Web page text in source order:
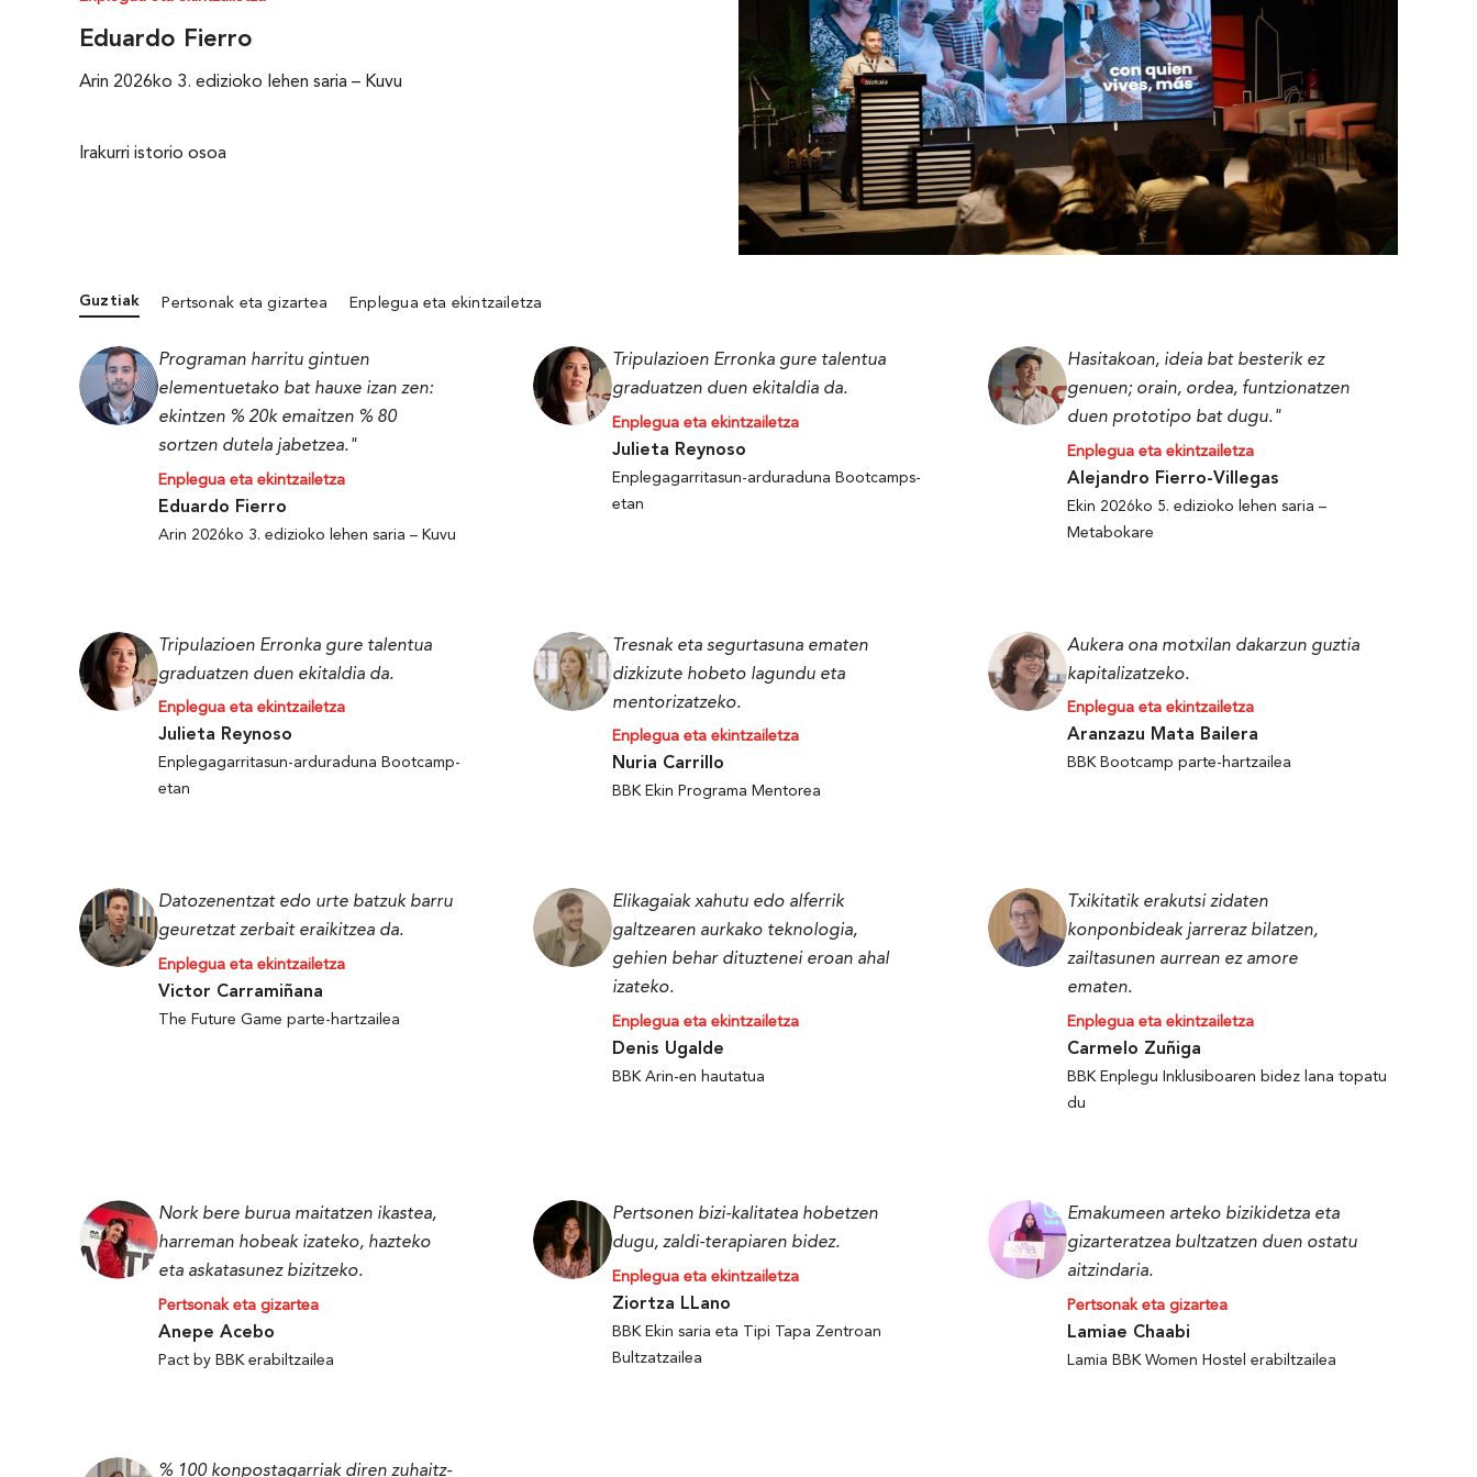
Eduardo Fierro
Arin 2026ko 3. edizioko lehen saria – Kuvu
Irakurri istorio osoa
Guztiak Pertsonak eta gizartea Enplegua eta ekintzailetza
Programan harritu gintuen
elementuetako bat hauxe izan zen:
ekintzen % 20k emaitzen % 80
sortzen dutela jabetzea."
Enplegua eta ekintzailetza
Eduardo Fierro
Arin 2026ko 3. edizioko lehen saria – Kuvu
Tripulazioen Erronka gure talentua
graduatzen duen ekitaldia da.
Enplegua eta ekintzailetza
Julieta Reynoso
Enplegagarritasun-arduraduna Bootcamps-
etan
Hasitakoan, ideia bat besterik ez
genuen; orain, ordea, funtzionatzen
duen prototipo bat dugu."
Enplegua eta ekintzailetza
Alejandro Fierro-Villegas
Ekin 2026ko 5. edizioko lehen saria –
Metabokare
Tripulazioen Erronka gure talentua
graduatzen duen ekitaldia da.
Enplegua eta ekintzailetza
Julieta Reynoso
Enplegagarritasun-arduraduna Bootcamp-
etan
Tresnak eta segurtasuna ematen
dizkizute hobeto lagundu eta
mentorizatzeko.
Enplegua eta ekintzailetza
Nuria Carrillo
BBK Ekin Programa Mentorea
Aukera ona motxilan dakarzun guztia
kapitalizatzeko.
Enplegua eta ekintzailetza
Aranzazu Mata Bailera
BBK Bootcamp parte-hartzailea
Datozenentzat edo urte batzuk barru
geuretzat zerbait eraikitzea da.
Enplegua eta ekintzailetza
Victor Carramiñana
The Future Game parte-hartzailea
Elikagaiak xahutu edo alferrik
galtzearen aurkako teknologia,
gehien behar dituztenei eroan ahal
izateko.
Enplegua eta ekintzailetza
Denis Ugalde
BBK Arin-en hautatua
Txikitatik erakutsi zidaten
konponbideak jarreraz bilatzen,
zailtasunen aurrean ez amore
ematen.
Enplegua eta ekintzailetza
Carmelo Zuñiga
BBK Enplegu Inklusiboaren bidez lana topatu
du
Nork bere burua maitatzen ikastea,
harreman hobeak izateko, hazteko
eta askatasunez bizitzeko.
Pertsonak eta gizartea
Anepe Acebo
Pact by BBK erabiltzailea
Pertsonen bizi-kalitatea hobetzen
dugu, zaldi-terapiaren bidez.
Enplegua eta ekintzailetza
Ziortza LLano
BBK Ekin saria eta Tipi Tapa Zentroan
Bultzatzailea
Emakumeen arteko bizikidetza eta
gizarteratzea bultzatzen duen ostatu
aitzindaria.
Pertsonak eta gizartea
Lamiae Chaabi
Lamia BBK Women Hostel erabiltzailea
% 100 konpostagarriak diren zuhaitz-